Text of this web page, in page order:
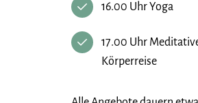
16.00 Uhr Yoga
17.00 Uhr
Körperreise